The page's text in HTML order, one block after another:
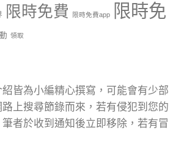
限時免費 限時免費app
限時免
領取
皆為小編精心撰寫，可能會有少部
上搜尋節錄而來，若有侵犯到您的
者於收到通知後立即移除，若有冒